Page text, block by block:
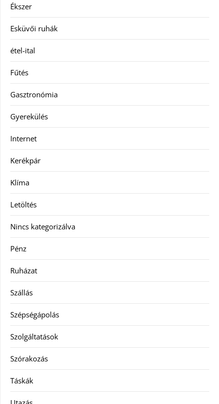
Ékszer
Esküvői ruhák
étel-ital
Fűtés
Gasztronómia
Gyerekülés
Internet
Kerékpár
Klíma
Letöltés
Nincs kategorizálva
Pénz
Ruházat
Szállás
Szépségápolás
Szolgáltatások
Szórakozás
Táskák